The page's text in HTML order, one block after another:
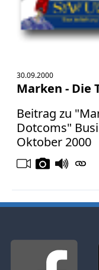
30.09.2000
Marken - Die
Beitrag zu
Dotcoms"
Oktober 2000
print & online
Vita
Datenschutz
AGB
Abmahnung
Stunde
Beleidigung